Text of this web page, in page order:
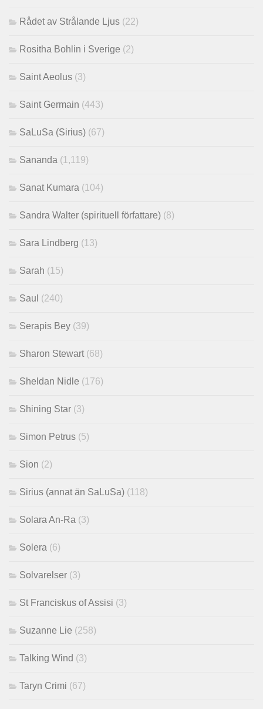
Rådet av Strålande Ljus (22)
Rositha Bohlin i Sverige (2)
Saint Aeolus (3)
Saint Germain (443)
SaLuSa (Sirius) (67)
Sananda (1,119)
Sanat Kumara (104)
Sandra Walter (spirituell författare) (8)
Sara Lindberg (13)
Sarah (15)
Saul (240)
Serapis Bey (39)
Sharon Stewart (68)
Sheldan Nidle (176)
Shining Star (3)
Simon Petrus (5)
Sion (2)
Sirius (annat än SaLuSa) (118)
Solara An-Ra (3)
Solera (6)
Solvarelser (3)
St Franciskus of Assisi (3)
Suzanne Lie (258)
Talking Wind (3)
Taryn Crimi (67)